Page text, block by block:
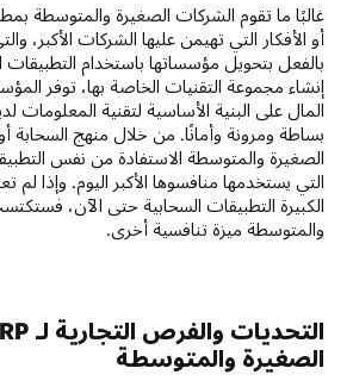
غالبًا ما تقوم الشركات الصغيرة والمتوسطة
أو الأفكار التي تهيمن عليها الشركات الأكبر،
بالفعل بتحويل مؤسساتها باستخدام التطبيقات
إنشاء مجموعة التقنيات الخاصة بها، توفر
المال على البنية الأساسية لتقنية المعلومات
بساطة ومرونة وأمانًا. من خلال منهج السحابة
الصغيرة والمتوسطة الاستفادة من نفس
التي يستخدمها منافسوها الأكبر اليوم. وإذا لم
الكبيرة التطبيقات السحابية حتى الآن،
والمتوسطة ميزة تنافسية أخرى.
الصغيرة والمتوسطة